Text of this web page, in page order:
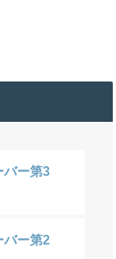
バー第3
バー第2